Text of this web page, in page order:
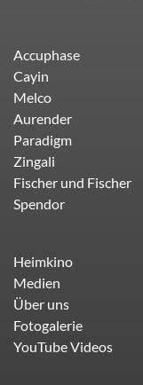
Accuphase
Cayin
Melco
Aurender
Paradigm
Zingali
Fischer und Fischer
Spendor
Heimkino
Medien
Über uns
Fotogalerie
YouTube Videos